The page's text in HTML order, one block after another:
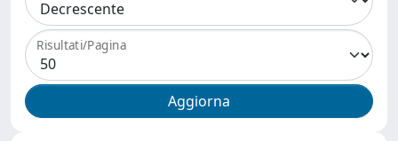
Risultati/Pagina